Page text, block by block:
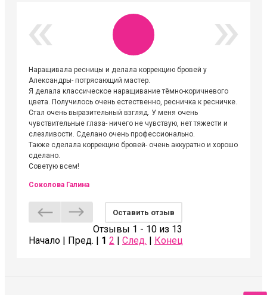
Наращивала ресницы и делала коррекцию бровей у
Александры- потрясающий мастер.
Я делала классическое наращивание тёмно-коричневого
цвета. Получилось очень естественно, ресничка к ресничке.
Стал очень выразительный взгляд. У меня очень
чувствительные глаза- ничего не чувствую, нет тяжести и
слезливости. Сделано очень профессионально.
Также сделала коррекцию бровей- очень аккуратно и хорошо
сделано.
Советую всем!
Соколова Галина
Оставить отзыв
Отзывы 1 - 10 из 13
Начало | Пред. | 1 2 | След. | Конец